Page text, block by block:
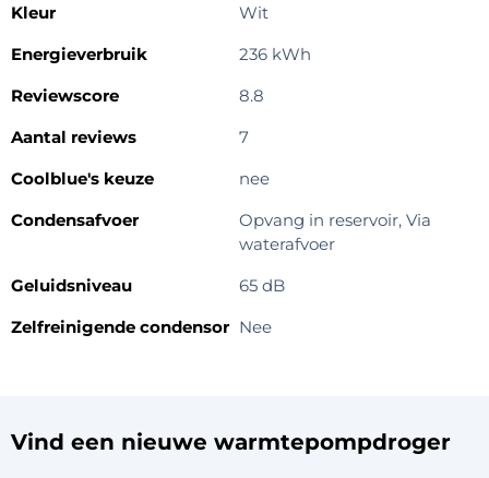
Kleur
Wit
Energieverbruik
236 kWh
Reviewscore
8.8
Aantal reviews
7
Coolblue's keuze
nee
Condensafvoer
Opvang in reservoir, Via
waterafvoer
Geluidsniveau
65 dB
Zelfreinigende condensor Nee
Vind een nieuwe warmtepompdroger